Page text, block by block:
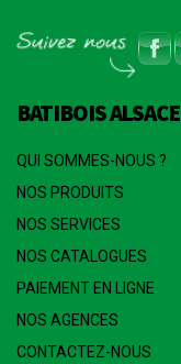
BATIBOIS ALSACE
QUI SOMMES-NOUS ?
NOS PRODUITS
NOS SERVICES
NOS CATALOGUES
PAIEMENT EN LIGNE
NOS AGENCES
CONTACTEZ-NOUS